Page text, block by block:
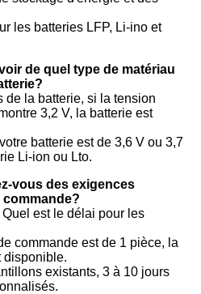
les batteries LFP, Li-ino et
de quel type de matériau
de la batterie, si la tension
3,2 V, la batterie est
batterie est de 3,6 V ou 3,7
Li-ion ou Lto.
vous des exigences
commande?
est le délai pour les
commande est de 1 pièce, la
disponible.
existants, 3 à 10 jours